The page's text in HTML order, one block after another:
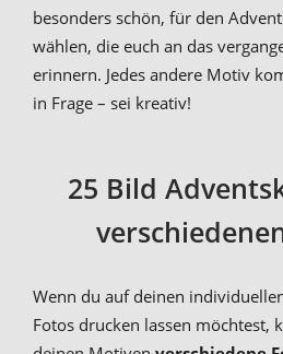
besonders schön, für den
wählen, die euch an das
erinnern. Jedes andere Motiv
in Frage – sei kreativ!
25 Bild
Wenn du auf deinen
Fotos drucken lassen möchtest,